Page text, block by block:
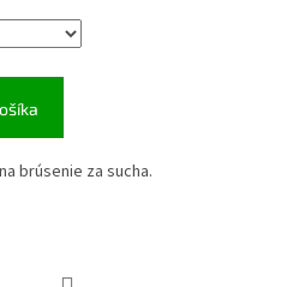
brúsenie za sucha.